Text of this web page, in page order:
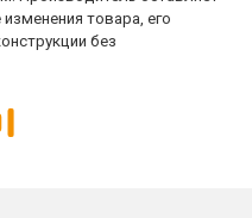
товара, его
без